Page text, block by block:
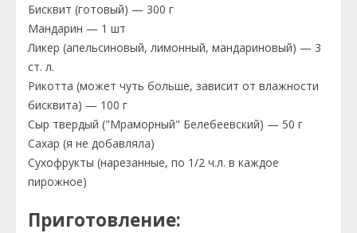
Бисквит (готовый) — 300 г
Мандарин — 1 шт
Ликер (апельсиновый, лимонный, мандариновый) — 3
ст. л.
Рикотта (может чуть больше, зависит от влажности
бисквита) — 100 г
Сыр твердый ("Мраморный" Белебеевский) — 50 г
Сахар (я не добавляла)
Сухофрукты (нарезанные, по 1/2 ч.л. в каждое
пирожное)
Приготовление: